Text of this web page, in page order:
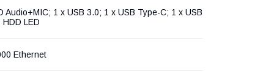
Audio+MIC; 1 x USB 3.0; 1 x USB Type-C; 1 x USB
HDD LED
Ethernet